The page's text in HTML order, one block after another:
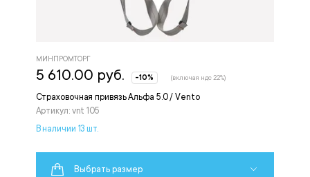
Страховочная привязь Альфа 5.0 / Vento
Артикул: vnt 105
МИНПРОМТОРГ
5 610.00 руб. -10% (включая ндс 22%)
В наличии 13 шт.
Выбрать размер